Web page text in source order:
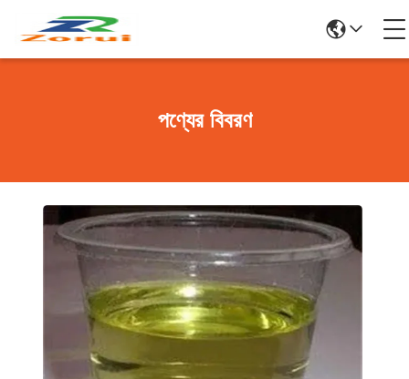
পণ্যের বিবরণ